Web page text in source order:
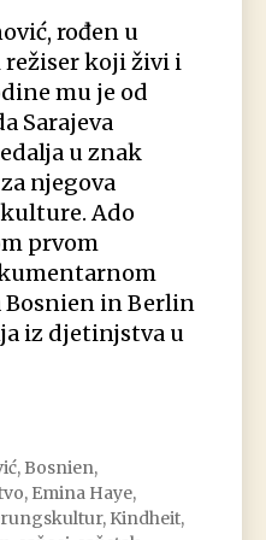
rođen u
koji živi i
mu je od
Sarajeva
u znak
njegova
Ado
prvom
in Berlin
iz djetinjstva u
, Bosnien,
, Emina Haye,
, Kindheit,